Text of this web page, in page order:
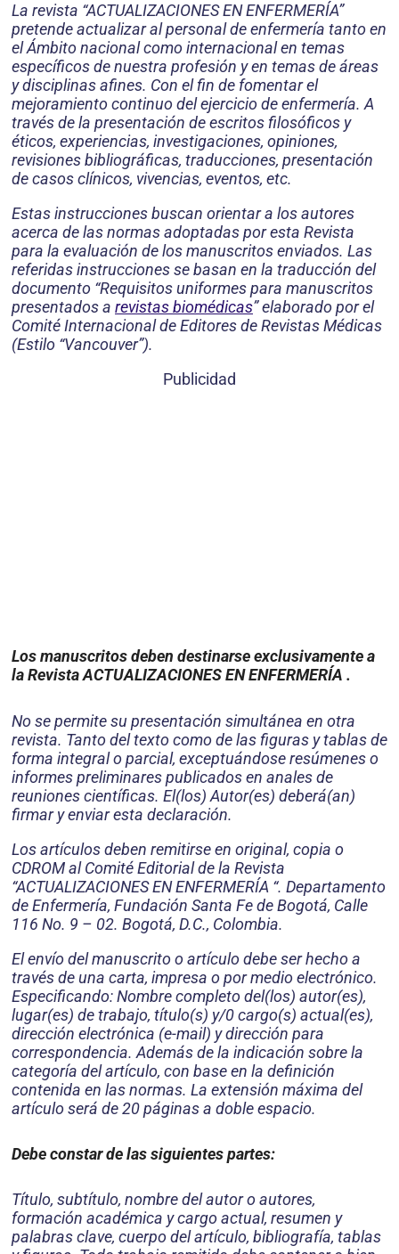
La revista “ACTUALIZACIONES EN ENFERMERÍA”
pretende actualizar al personal de enfermería tanto en
el Ámbito nacional como internacional en temas
específicos de nuestra profesión y en temas de áreas
y disciplinas afines. Con el fin de fomentar el
mejoramiento continuo del ejercicio de enfermería. A
través de la presentación de escritos filosóficos y
éticos, experiencias, investigaciones, opiniones,
revisiones bibliográficas, traducciones, presentación
de casos clínicos, vivencias, eventos, etc.
Estas instrucciones buscan orientar a los autores
acerca de las normas adoptadas por esta Revista
para la evaluación de los manuscritos enviados. Las
referidas instrucciones se basan en la traducción del
documento “Requisitos uniformes para manuscritos
presentados a revistas biomédicas” elaborado por el
Comité Internacional de Editores de Revistas Médicas
(Estilo “Vancouver”).
Publicidad
Los manuscritos deben destinarse exclusivamente a
la Revista ACTUALIZACIONES EN ENFERMERÍA .
No se permite su presentación simultánea en otra
revista. Tanto del texto como de las figuras y tablas de
forma integral o parcial, exceptuándose resúmenes o
informes preliminares publicados en anales de
reuniones científicas. El(los) Autor(es) deberá(an)
firmar y enviar esta declaración.
Los artículos deben remitirse en original, copia o
CDROM al Comité Editorial de la Revista
“ACTUALIZACIONES EN ENFERMERÍA “. Departamento
de Enfermería, Fundación Santa Fe de Bogotá, Calle
116 No. 9 – 02. Bogotá, D.C., Colombia.
El envío del manuscrito o artículo debe ser hecho a
través de una carta, impresa o por medio electrónico.
Especificando: Nombre completo del(los) autor(es),
lugar(es) de trabajo, título(s) y/0 cargo(s) actual(es),
dirección electrónica (e-mail) y dirección para
correspondencia. Además de la indicación sobre la
categoría del artículo, con base en la definición
contenida en las normas. La extensión máxima del
artículo será de 20 páginas a doble espacio.
Debe constar de las siguientes partes:
Título, subtítulo, nombre del autor o autores,
formación académica y cargo actual, resumen y
palabras clave, cuerpo del artículo, bibliografía, tablas